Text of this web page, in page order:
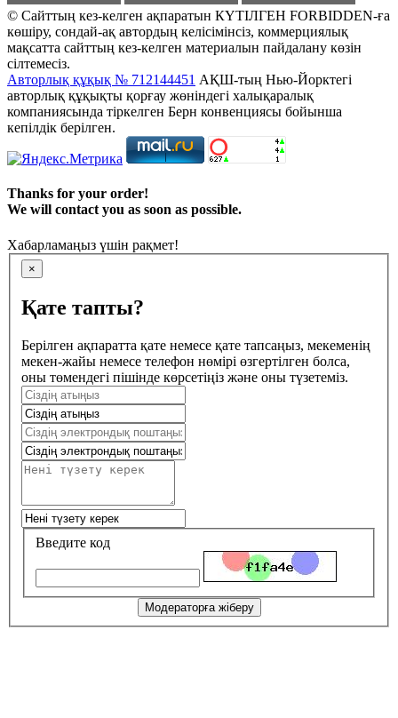
© Сайттың кез-келген ақпаратын КҮТІЛГЕН FORBIDDEN-ға
көшіру, сондай-ақ автордың келісімінсіз, коммерциялық
мақсатта сайттың кез-келген материалын пайдалану көзін
сілтемесіз.
Авторлық құқық № 712144451 АҚШ-тың Нью-Йорктегі
авторлық құқықты қорғау жөніндегі халықаралық
компаниясында тіркелген Берн конвенциясы бойынша
кепілдік берілген.
Thanks for your order!
We will contact you as soon as possible.
Хабарламаңыз үшін рақмет!
×
Қате тапты?
Берілген ақпаратта қате немесе қате тапсаңыз, мекеменің
мекен-жайы немесе телефон нөмірі өзгертілген болса,
оны төмендегі пішінде көрсетіңіз және оны түзетеміз.
Введите код
Модераторға жіберу